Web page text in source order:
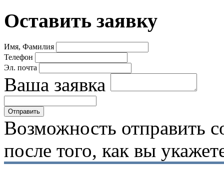
Оставить заявку
Имя, Фамилия
Телефон
Эл. почта
Ваша заявка
Возможность отправить
после того, как вы